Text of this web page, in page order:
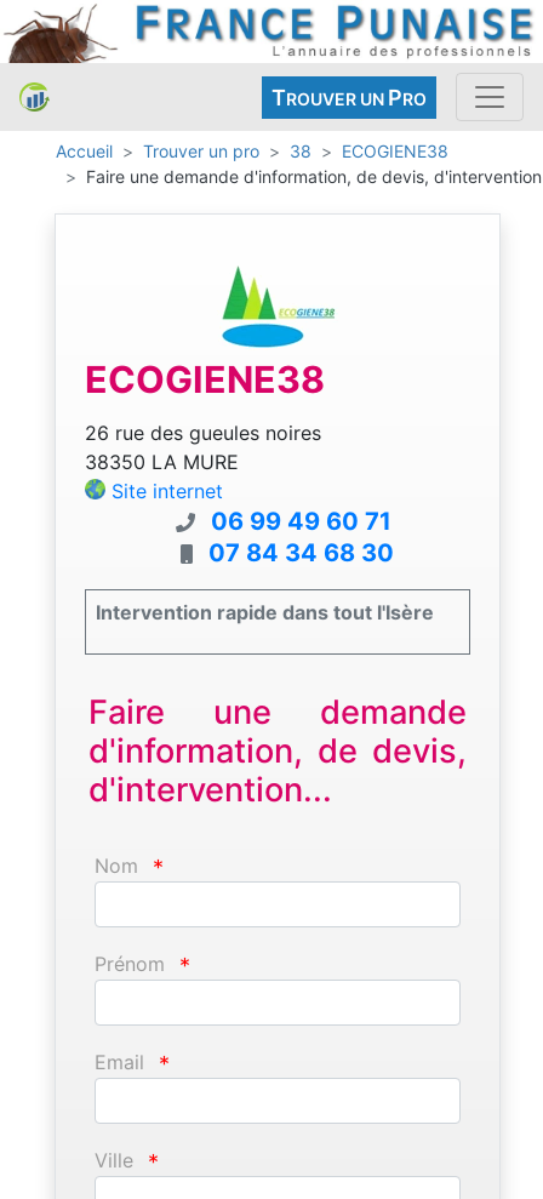
TROUVER UN PRO
Accueil Trouver un pro 38
ECOGIENE38
Faire une demande d'information, de devis, d'intervention
ECOGIENE38
26 rue des gueules noires
38350 LA MURE
Site internet
06 99 49 60 71
07 84 34 68 30
Intervention rapide dans tout l'Isère
Faire une demande
d'information, de devis,
d'intervention...
Nom *
Prénom *
Email *
Ville *